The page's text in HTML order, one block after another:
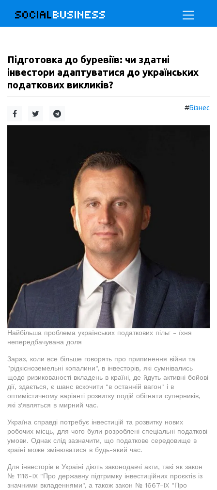
SOCIALBUSINESS
Підготовка до буревіїв: чи здатні
інвестори адаптуватися до українських
податкових викликів?
#Бізнес
Найбільша проблема українських податкових пільг - їхня
непередбачувана доля
Зараз, коли все більше говорять про припинення війни та
"рідкісноземельні копалини", в інвесторів, які сумнівались
щодо ризикованості вкладень в країні, де йдуть активні бойові
дії, здається, є шанс вскочити "в останній вагон" і в
оптимістичному варіанті розвитку подій обігнати суперників,
які з'являться в мирний час.
Україна справді потребує інвестицій та розвитку нових
робочих місць, для чого були розроблені спеціальні податкові
умови. Однак слід зазначити, що податкове середовище в
країні може змінюватися в будь-який час.
Для інвесторів в Україні діють законодавчі акти, такі як закон
№ 1116-IX "Про державну підтримку інвестиційних проєктів із
значними вкладеннями", а також закон № 1667-IX "Про